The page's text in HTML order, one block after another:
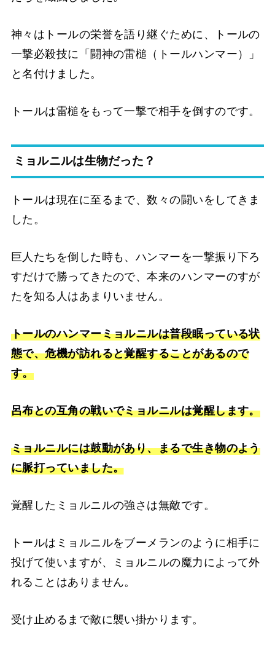
神々はトールの栄誉を語り継ぐために、トールの
一撃必殺技に「闘神の雷槌（トールハンマー）」
と名付けました。
トールは雷槌をもって一撃で相手を倒すのです。
ミョルニルは生物だった？
トールは現在に至るまで、数々の闘いをしてきま
した。
巨人たちを倒した時も、ハンマーを一撃振り下ろ
すだけで勝ってきたので、本来のハンマーのすが
たを知る人はあまりいません。
トールのハンマーミョルニルは普段眠っている状
態で、危機が訪れると覚醒することがあるので
す。
呂布との互角の戦いでミョルニルは覚醒します。
ミョルニルには鼓動があり、まるで生き物のよう
に脈打っていました。
覚醒したミョルニルの強さは無敵です。
トールはミョルニルをブーメランのように相手に
投げて使いますが、ミョルニルの魔力によって外
れることはありません。
受け止めるまで敵に襲い掛かります。